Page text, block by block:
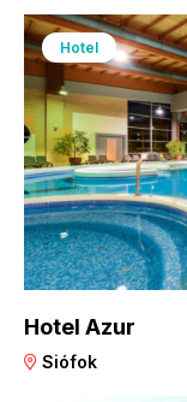
Hotel
Hotel Azur
Siófok